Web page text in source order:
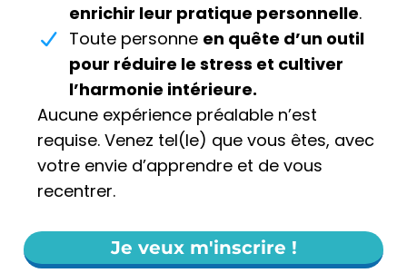
enrichir leur pratique personnelle.
Toute personne en quête d’un outil
pour réduire le stress et cultiver
l’harmonie intérieure.
Aucune expérience préalable n’est
requise. Venez tel(le) que vous êtes, avec
votre envie d’apprendre et de vous
recentrer.
Je veux m'inscrire !